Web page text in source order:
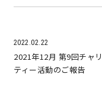
ラインナップ
2022.02.22
2021年12月 第9回チャリ
ティー活動のご報告